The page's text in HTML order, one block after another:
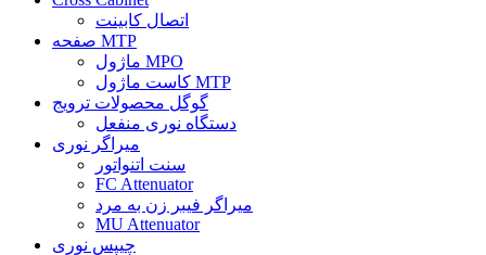
اتصال کابینت
صفحه MTP
ماژول MPO
کاست ماژول MTP
گوگل محصولات ترویج
دستگاه نوری منفعل
میراگر نوری
سنت اتنواتور
FC Attenuator
میراگر فیبر زن به مرد
MU Attenuator
چیپس نوری